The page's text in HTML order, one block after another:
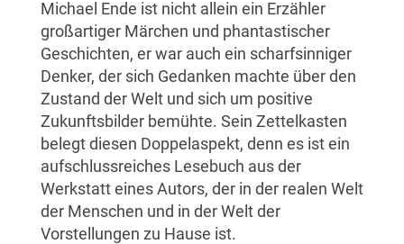
Michael Ende ist nicht allein ein Erzähler
großartiger Märchen und phantastischer
Geschichten, er war auch ein scharfsinniger
Denker, der sich Gedanken machte über den
Zustand der Welt und sich um positive
Zukunftsbilder bemühte. Sein Zettelkasten
belegt diesen Doppelaspekt, denn es ist ein
aufschlussreiches Lesebuch aus der
Werkstatt eines Autors, der in der realen Welt
der Menschen und in der Welt der
Vorstellungen zu Hause ist.